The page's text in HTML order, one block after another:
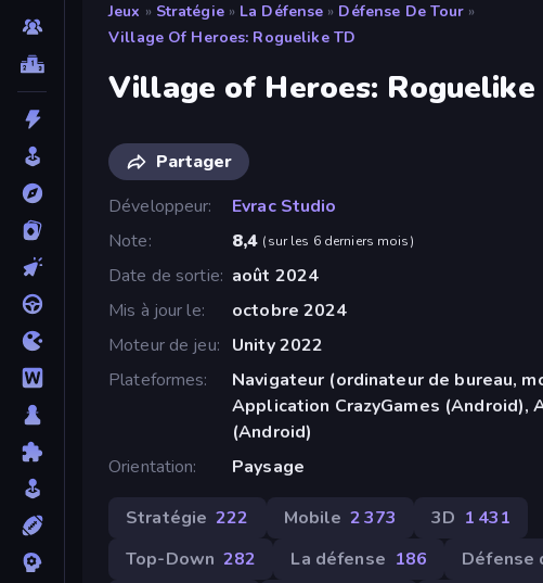
Jeux » Stratégie » La Défense » Défense De Tour »
Village Of Heroes: Roguelike TD
Village of Heroes: Roguelike
Partager
Développeur
Evrac Studio
Note
8,4 (sur les 6 derniers mois)
Date de sortie août 2024
Mis à jour le
octobre 2024
Moteur de jeu
Unity 2022
Plateformes
Navigateur (ordinateur de bureau,
Application CrazyGames (Android),
(Android)
Orientation
Paysage
Stratégie 222 Mobile 2 373 3D 1 431
Top-Down 282 La défense 186 Défense